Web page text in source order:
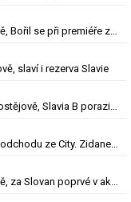
ONLINE: Zbrojovka - Liberec 0:0. Domácí na vlně, Bořil se při premiéře za Slovan zranil
slaví i rezerva Slavie
ONLINE: Dukla - Kroměříž 2:0. Karviná vede v Prostějově, Slavia B porazila Třinec
Fotbalové přestupy ONLINE: Hvězdný Rodri na odchodu ze City. Zidane má nové angažmá
ONLINE: Zbrojovka - Liberec 0:0. Domácí na vlně, za Slovan poprvé v akci Bořil